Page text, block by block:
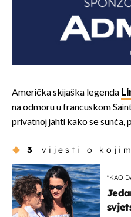
Američka skijaška legenda
na odmoru u francuskom
privatnoj jahti kako se sunča,
3 vijesti o
"KAO